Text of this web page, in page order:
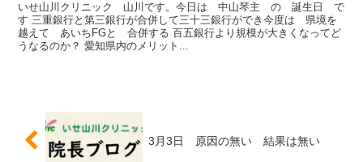
いせ山川クリニック 山川です。今日は 中山琴主 の 誕生日 で
す 三重銀行と第三銀行が合併して三十三銀行ができ今度は 県境を
越えて あいちFGと 合併する 百五銀行より規模が大きくなってど
うなるのか？ 愛知県内のメリット...
3月3日 原因の無い 結果は無い